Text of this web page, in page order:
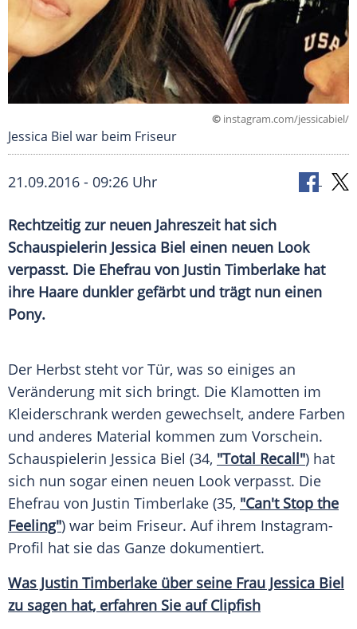
© instagram.com/jessicabiel/
Jessica Biel war beim Friseur
21.09.2016 - 09:26 Uhr
Rechtzeitig zur neuen Jahreszeit hat sich
Schauspielerin Jessica Biel einen neuen Look
verpasst. Die Ehefrau von Justin Timberlake hat
ihre Haare dunkler gefärbt und trägt nun einen
Pony.
Der Herbst steht vor Tür, was so einiges an
Veränderung mit sich bringt. Die Klamotten im
Kleiderschrank werden gewechselt, andere Farben
und anderes Material kommen zum Vorschein.
Schauspielerin Jessica Biel (34, "Total Recall") hat
sich nun sogar einen neuen Look verpasst. Die
Ehefrau von Justin Timberlake (35, "Can't Stop the
Feeling") war beim Friseur. Auf ihrem Instagram-
Profil hat sie das Ganze dokumentiert.
Was Justin Timberlake über seine Frau Jessica Biel
zu sagen hat, erfahren Sie auf Clipfish